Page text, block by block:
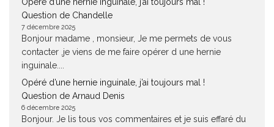
Question de Chandelle
7 décembre 2025
Bonjour madame , monsieur, Je me permets de vous
contacter ,je viens de me faire opérer d une hernie
inguinale....
Opéré d’une hernie inguinale, j’ai toujours mal !
Question de Arnaud Denis
6 décembre 2025
Bonjour. Je lis tous vos commentaires et je suis effaré du